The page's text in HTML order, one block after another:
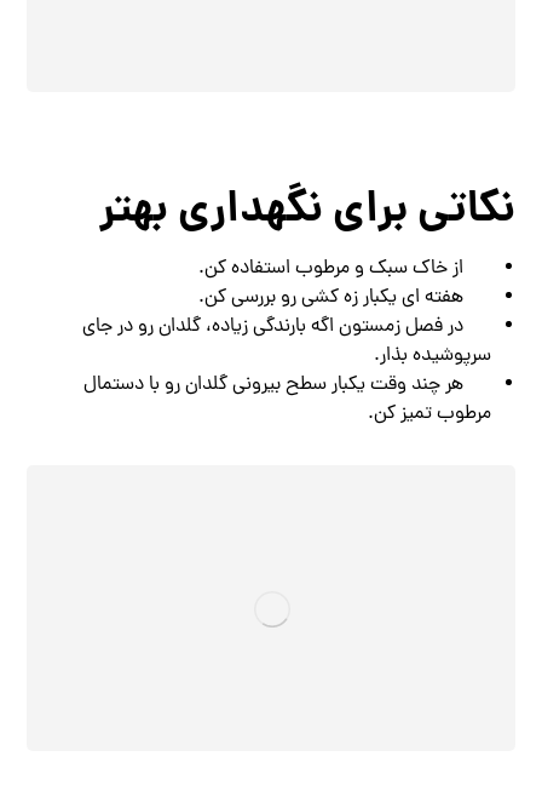
نکاتی برای نگهداری بهتر
از خاک سبک و مرطوب استفاده کن.
هفته ‌ای یکبار زه‌ کشی رو بررسی کن.
در فصل زمستون اگه بارندگی زیاده، گلدان رو در جای
سرپوشیده بذار.
هر چند وقت یکبار سطح بیرونی گلدان رو با دستمال
مرطوب تمیز کن.